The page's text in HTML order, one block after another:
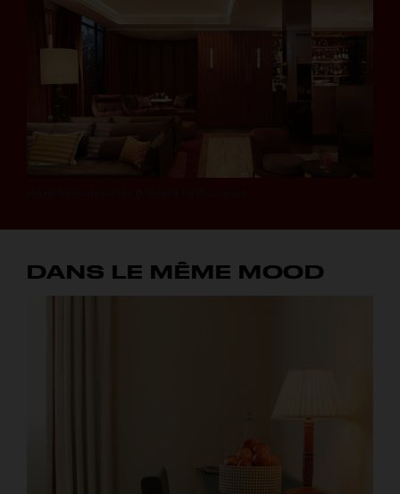
DANS LE MÊME MOOD